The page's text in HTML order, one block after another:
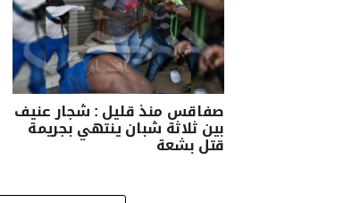
صفاقس ‏منذ ‏قليل ‏: ‏شجار ‏عنيف
‏بين ‏ثلاثة ‏شبان ‏ينتهي ‏بجريمة
‏قتل ‏بشعة